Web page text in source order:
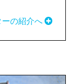
ーの紹介へ